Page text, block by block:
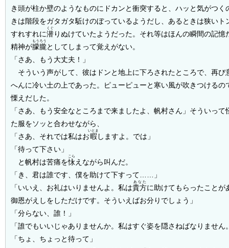
き頭が柱か壁のようなものにドカンと衝突すると、ハッと気がつく
きは階段をガタガタ駈けのぼっているようだし、あるときは狭いト
すれすれに潜
くぐ
りぬけていたようだった。それ等はほんの瞬間の記憶
精神が朦朧
もうろう
としてしまって覚えがない。
「さあ、もう大丈夫！」
そういう声がして、彼はドンと地上に下ろされたところで、再び
へんに冷い土の上であった。ピューピューと寒い風が吹きつけるの
慄えだした。
「さあ、もう安全なところまで来ましたよ、帆村さん」そういっ
た服をソッと合わせながら、
「さあ、それでは私はお暇
いとま
しますよ。では」
「待って下さい」
と帆村は苦痛を怺
こら
えながら叫んだ。
「き、君は誰です、僕を助けて下すって……」
「いいえ、お礼はいりませんよ。私は貴方
あなた
に助けてもらったことが
御恩がえしをしただけです。そういえばお分りでしょう」
「分らない、誰！」
「誰でもいいじゃありませんか。私はすぐ姿を隠さねばなりませ
「ちょ、ちょっと待って」